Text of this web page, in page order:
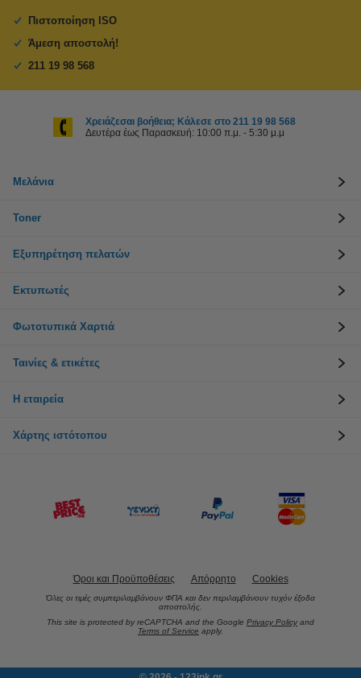
Πιστοποίηση ISO
Άμεση αποστολή!
211 19 98 568
Χρειάζεσαι βοήθεια; Κάλεσε στο 211 19 98 568
Δευτέρα έως Παρασκευή: 10:00 π.μ. - 5:30 μ.μ
Μελάνια
Toner
Εξυπηρέτηση πελατών
Εκτυπωτές
Φωτοτυπικά Χαρτιά
Ταινίες & ετικέτες
Η εταιρεία
Χάρτης ιστότοπου
Όροι και Προϋποθέσεις Απόρρητο Cookies
Όλες οι τιμές συμπεριλαμβάνουν ΦΠΑ και δεν περιλαμβάνουν τυχόν έξοδα
αποστολής.
This site is protected by reCAPTCHA and the Google Privacy Policy and
Terms of Service apply.